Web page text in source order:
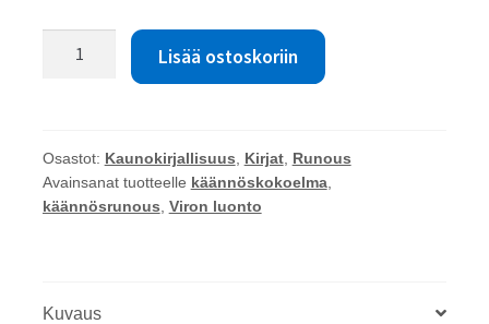
6
määrä
Lisää ostoskoriin
Osastot: Kaunokirjallisuus Kirjat, Runous
Avainsanat tuotteelle käännöskokoelma,
käännösrunous Viron luonto
Kuvaus